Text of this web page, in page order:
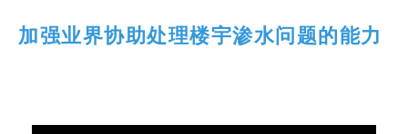
加强业界协助处理楼宇渗水问题的能力